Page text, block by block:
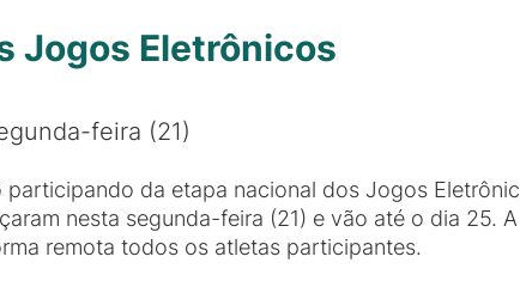
Jogos Eletrônicos
feira (21)
participando da etapa nacional dos Jogos
nesta segunda-feira (21) e vão até o dia 25.
remota todos os atletas participantes.